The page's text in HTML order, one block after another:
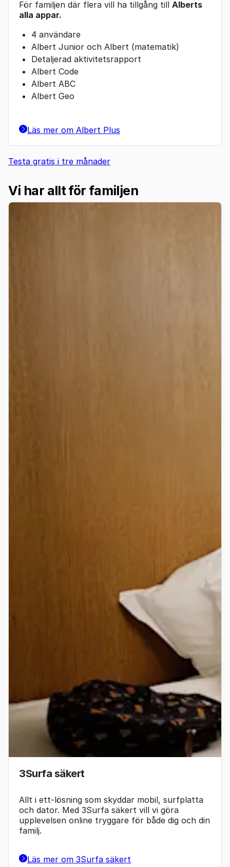
För familjen där flera vill ha tillgång till Alberts
alla appar.
4 användare
Albert Junior och Albert (matematik)
Detaljerad aktivitetsrapport
Albert Code
Albert ABC
Albert Geo
Läs mer om Albert Plus
Testa gratis i tre månader
Vi har allt för familjen
3Surfa säkert
Allt i ett-lösning som skyddar mobil, surfplatta
och dator. Med 3Surfa säkert vill vi göra
upplevelsen online tryggare för både dig och din
familj.
Läs mer om 3Surfa säkert